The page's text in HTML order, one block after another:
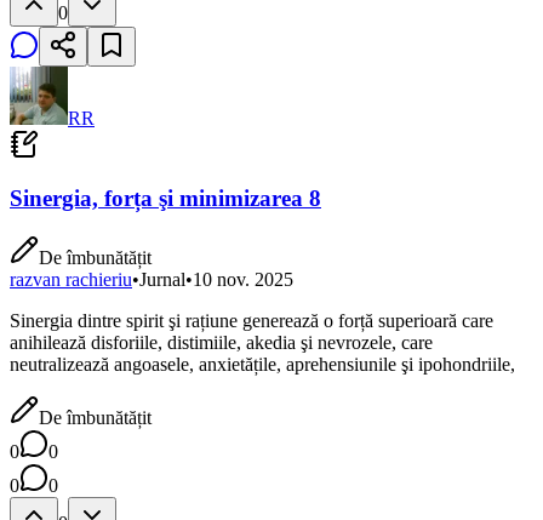
0
RR
Sinergia, forța şi minimizarea 8
De îmbunătățit
razvan rachieriu•Jurnal•10 nov. 2025
Sinergia dintre spirit şi rațiune generează o forță superioară care
anihilează disforiile, distimiile, akedia şi nevrozele, care
neutralizează angoasele, anxietățile, aprehensiunile şi ipohondriile,
De îmbunătățit
0
0
0
0